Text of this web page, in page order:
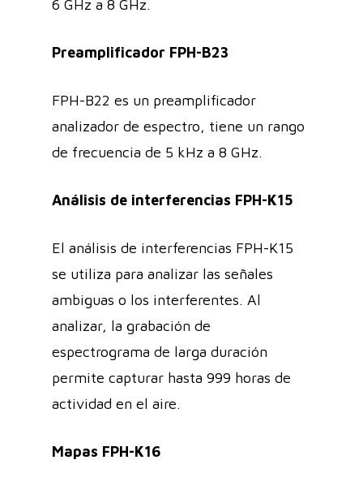
6 GHz a 8 GHz.
Preamplificador FPH-B23
FPH-B22 es un preamplificador
analizador de espectro, tiene un rango
de frecuencia de 5 kHz a 8 GHz.
Análisis de interferencias FPH-K15
El análisis de interferencias FPH-K15
se utiliza para analizar las señales
ambiguas o los interferentes. Al
analizar, la grabación de
espectrograma de larga duración
permite capturar hasta 999 horas de
actividad en el aire.
Mapas FPH-K16